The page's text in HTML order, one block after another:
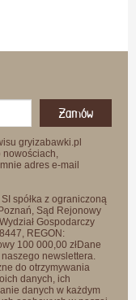
Zamów
gryizabawki.pl
nowościach,
adres e-mail
spółka z ograniczoną
Sąd Rejonowy
Gospodarczy
REGON:
100 000,00 złDane
newslettera.
do otrzymywania
danych, ich
danych w każdym